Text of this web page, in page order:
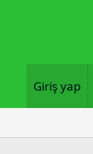
Giriş yap